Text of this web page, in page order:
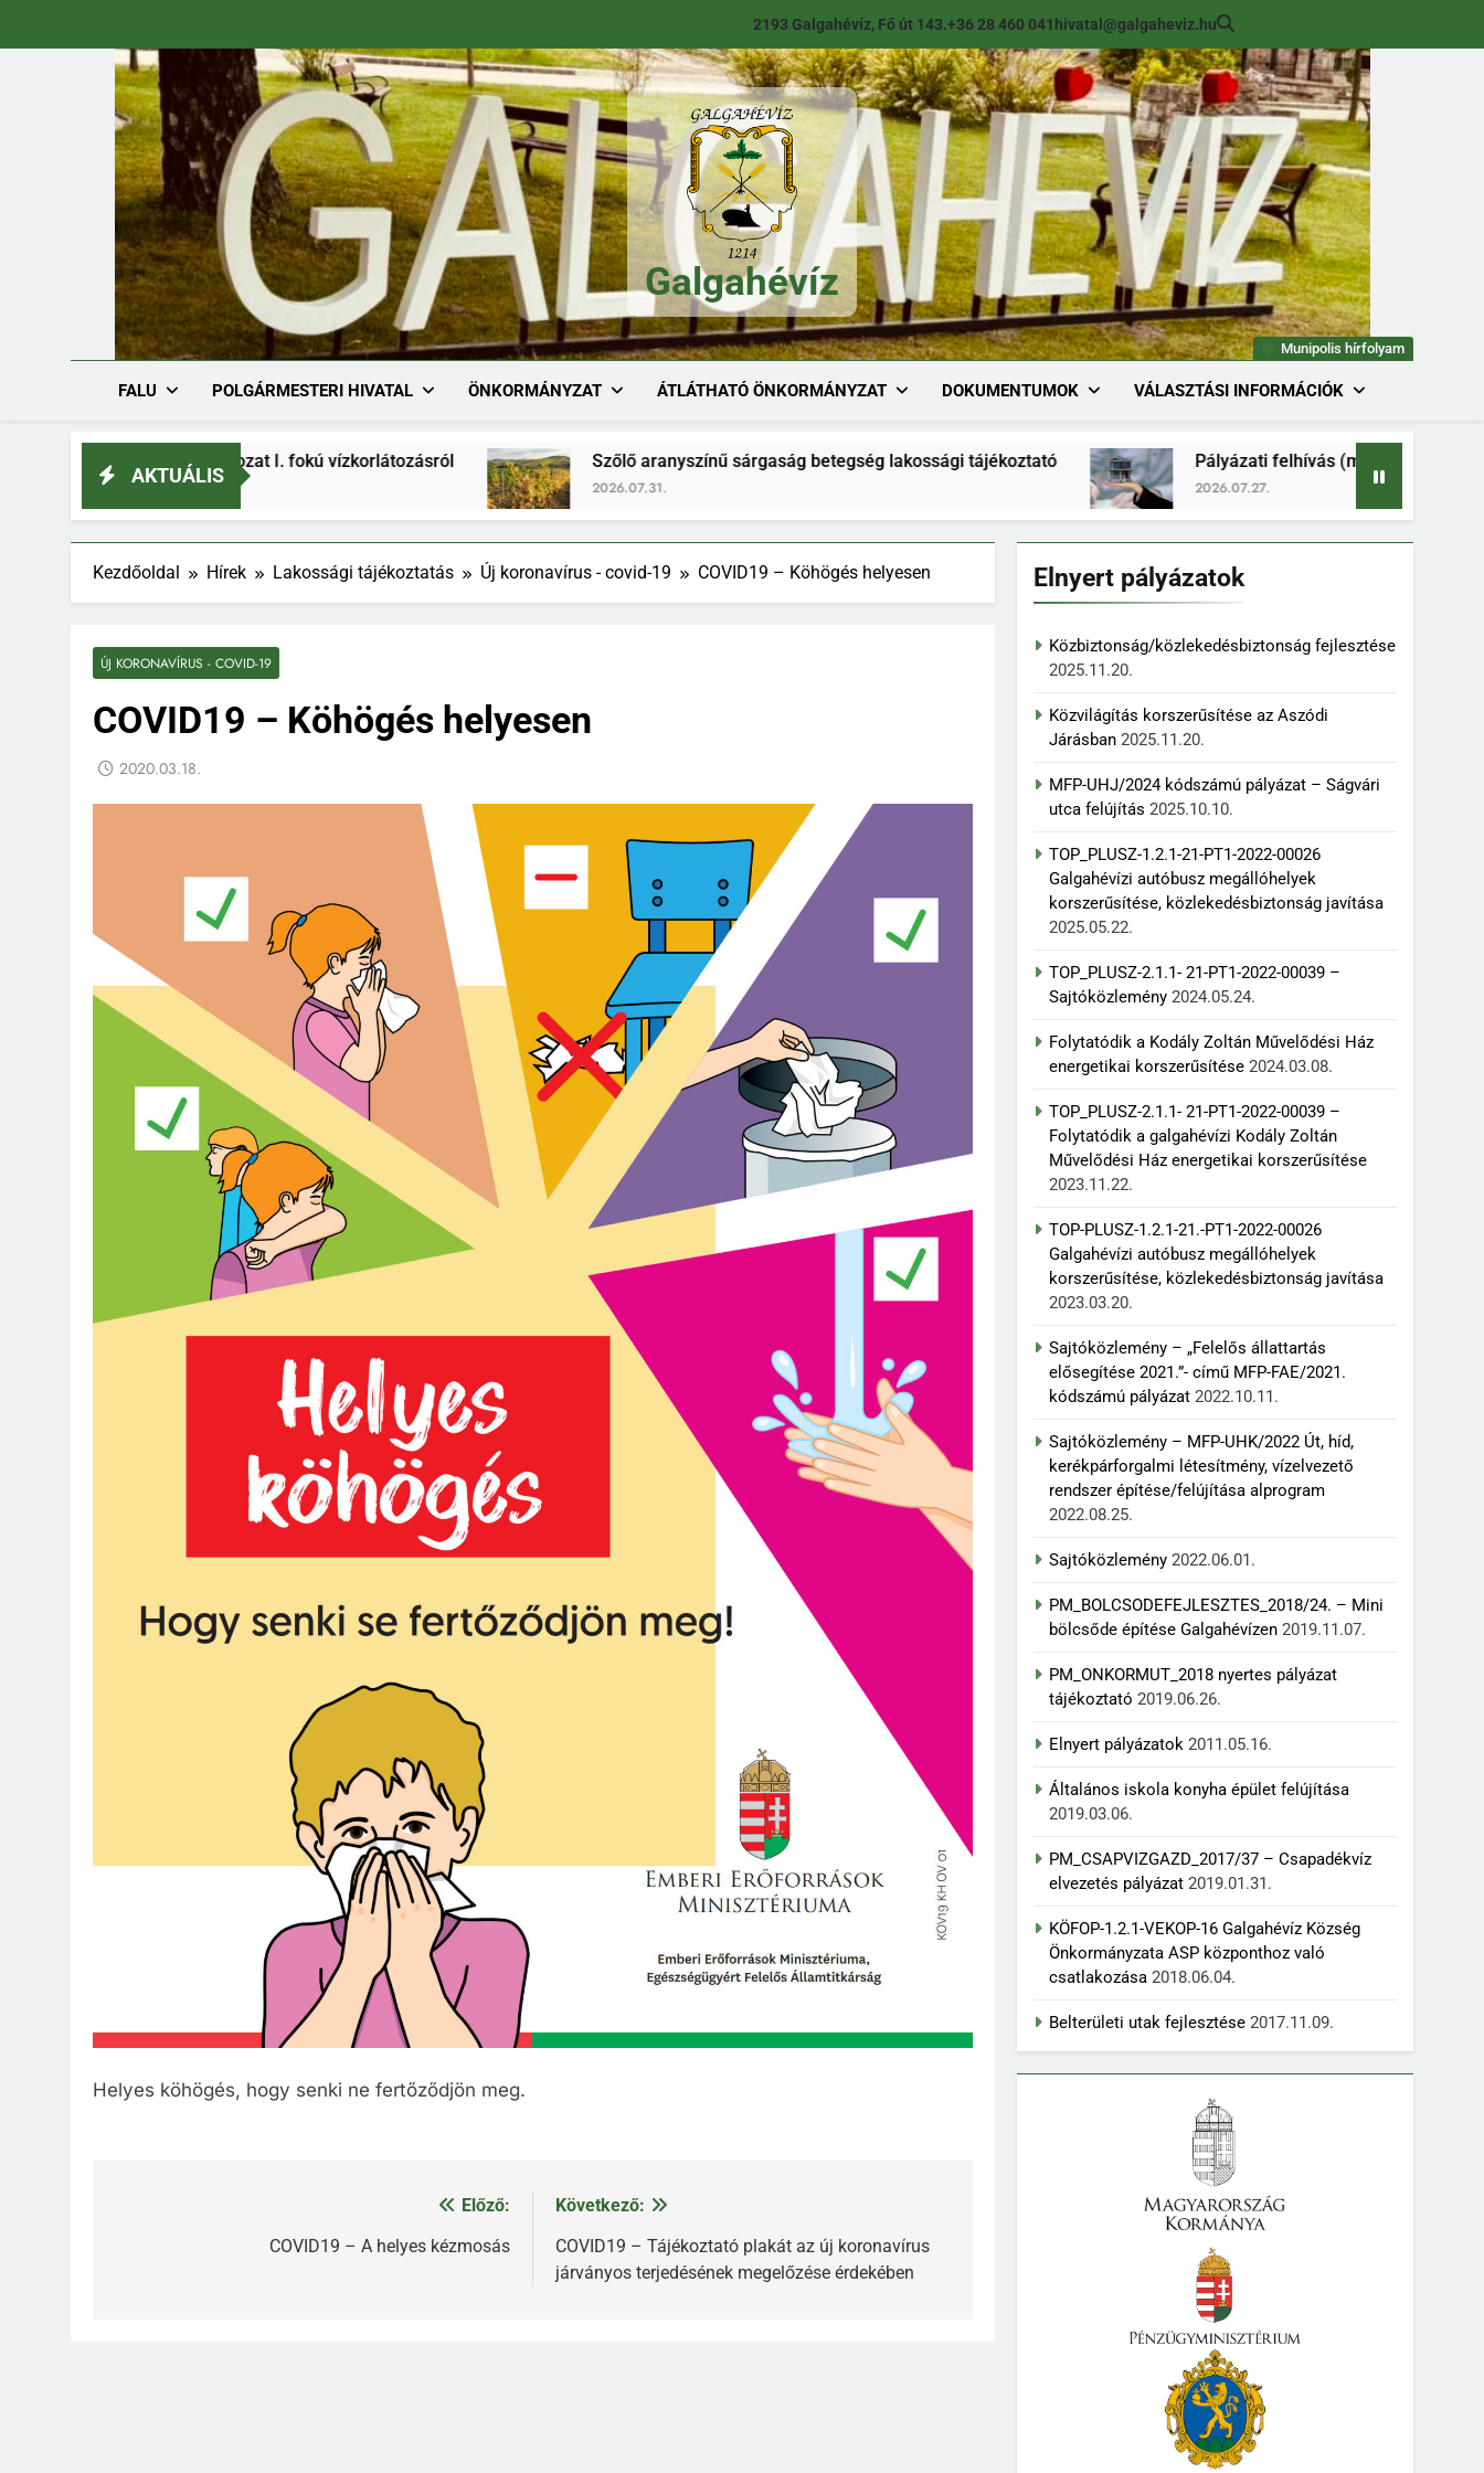
2193 Galgahévíz, Fő út 143.+36 28 460 041 hivatal@galgaheviz.hu
Galgahévíz
Galgahévíz
Munipolis hírfolyam
FALU POLGÁRMESTERI HIVATAL ÖNKORMÁNYZAT ÁTLÁTHATÓ ÖNKORMÁNYZAT DOKUMENTUMOK VÁLASZTÁSI INFORMÁCIÓK
AKTUÁLIS
1/2026. határozat I. fokú vízkorlátozásról Szőlő aranyszínű sárgaság betegség lakossági tájékoztató
2026.07.31.
Pályázati felhívás (módosított) ingatlan
2026.07.27.
Kezdőoldal Hírek Lakossági tájékoztatás Új koronavírus - covid-19 COVID19 – Köhögés helyesen
ÚJ KORONAVÍRUS - COVID-19
COVID19 – Köhögés helyesen
2020.03.18.
Helyes köhögés, hogy senki ne fertőződjön meg.
Előző:
COVID19 – A helyes kézmosás
Következő:
COVID19 – Tájékoztató plakát az új koronavírus
járványos terjedésének megelőzése érdekében
Elnyert pályázatok
Közbiztonság/közlekedésbiztonság fejlesztése
2025.11.20.
Közvilágítás korszerűsítése az Aszódi
Járásban 2025.11.20.
MFP-UHJ/2024 kódszámú pályázat – Ságvári
utca felújítás 2025.10.10.
TOP_PLUSZ-1.2.1-21-PT1-2022-00026
Galgahévízi autóbusz megállóhelyek
korszerűsítése, közlekedésbiztonság javítása
2025.05.22.
TOP_PLUSZ-2.1.1- 21-PT1-2022-00039 –
Sajtóközlemény 2024.05.24.
Folytatódik a Kodály Zoltán Művelődési Ház
energetikai korszerűsítése 2024.03.08.
TOP_PLUSZ-2.1.1- 21-PT1-2022-00039 –
Folytatódik a galgahévízi Kodály Zoltán
Művelődési Ház energetikai korszerűsítése
2023.11.22.
TOP-PLUSZ-1.2.1-21.-PT1-2022-00026
Galgahévízi autóbusz megállóhelyek
korszerűsítése, közlekedésbiztonság javítása
2023.03.20.
Sajtóközlemény – „Felelős állattartás
elősegítése 2021.”- című MFP-FAE/2021.
kódszámú pályázat 2022.10.11.
Sajtóközlemény – MFP-UHK/2022 Út, híd,
kerékpárforgalmi létesítmény, vízelvezető
rendszer építése/felújítása alprogram
2022.08.25.
Sajtóközlemény 2022.06.01.
PM_BOLCSODEFEJLESZTES_2018/24. – Mini
bölcsőde építése Galgahévízen 2019.11.07.
PM_ONKORMUT_2018 nyertes pályázat
tájékoztató 2019.06.26.
Elnyert pályázatok 2011.05.16.
Általános iskola konyha épület felújítása
2019.03.06.
PM_CSAPVIZGAZD_2017/37 – Csapadékvíz
elvezetés pályázat 2019.01.31.
KÖFOP-1.2.1-VEKOP-16 Galgahévíz Község
Önkormányzata ASP központhoz való
csatlakozása 2018.06.04.
Belterületi utak fejlesztése 2017.11.09.